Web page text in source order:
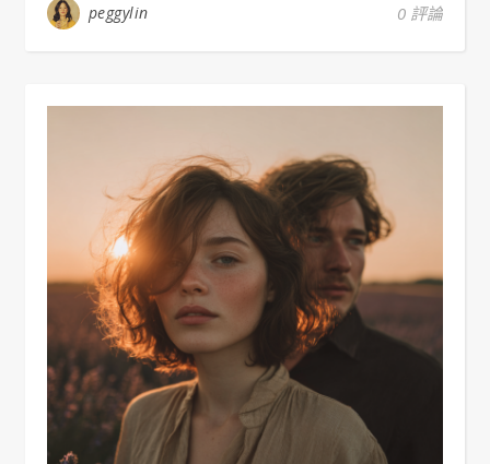
peggylin 0 評論